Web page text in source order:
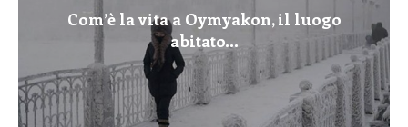
Com’è la vita a Oymyakon, il luogo
abitato...